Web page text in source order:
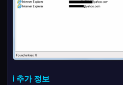
ℹ️ 추가 정보